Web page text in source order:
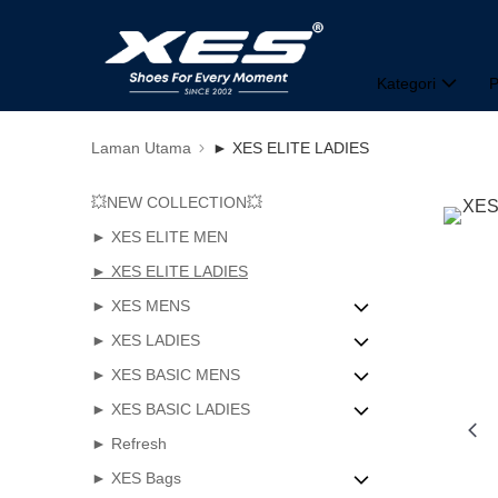
Kategori
Laman Utama ► XES ELITE LADIES
💥NEW COLLECTION💥
► XES ELITE MEN
► XES ELITE LADIES
► XES MENS
Casual
Sandals
Boots
Sneakers
► XES LADIES
Flats
Heels
Sandals
Wedges
► XES BASIC MENS
Sandals
Sneakers
Dress
► XES BASIC LADIES
Sandals
Sneakers
► Refresh
► XES Bags